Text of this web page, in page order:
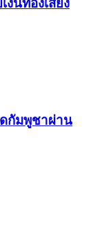
งินทอง​เสี่ยง
กัมพูชาผ่าน